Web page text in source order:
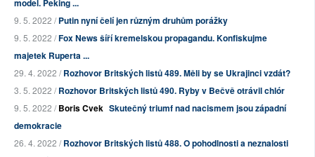
model. Peking ...
9. 5. 2022 /Putin nyní čelí jen různým druhům porážky
9. 5. 2022 /Fox News šíří kremelskou propagandu. Konfiskujme
majetek Ruperta ...
29. 4. 2022 /Rozhovor Britských listů 489. Měli by se Ukrajinci vzdát?
3. 5. 2022 /Rozhovor Britských listů 490. Ryby v Bečvě otrávil chlór
9. 5. 2022 /Boris Cvek Skutečný triumf nad nacismem jsou západní
demokracie
26. 4. 2022 /Rozhovor Britských listů 488. O pohodlnosti a neznalosti